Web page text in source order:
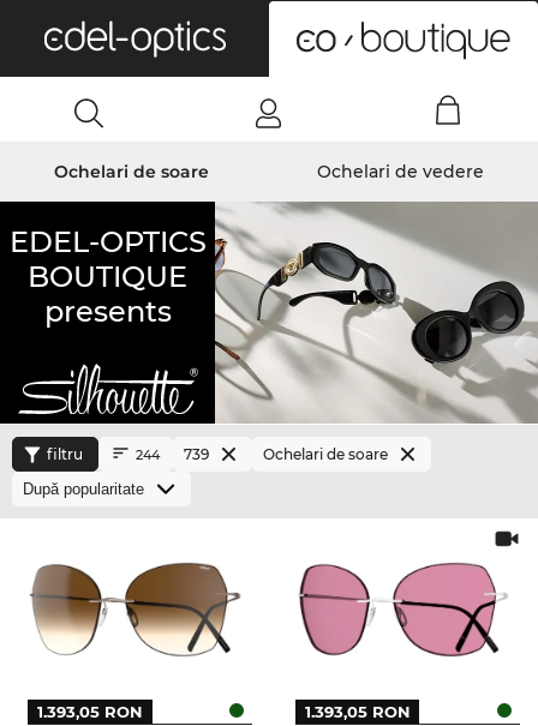
Ochelari de soare Ochelari de vedere
EDEL-OPTICS
BOUTIQUE
presents
filtru 244 739 Ochelari de soare
1.393,05 RON 1.393,05 RON